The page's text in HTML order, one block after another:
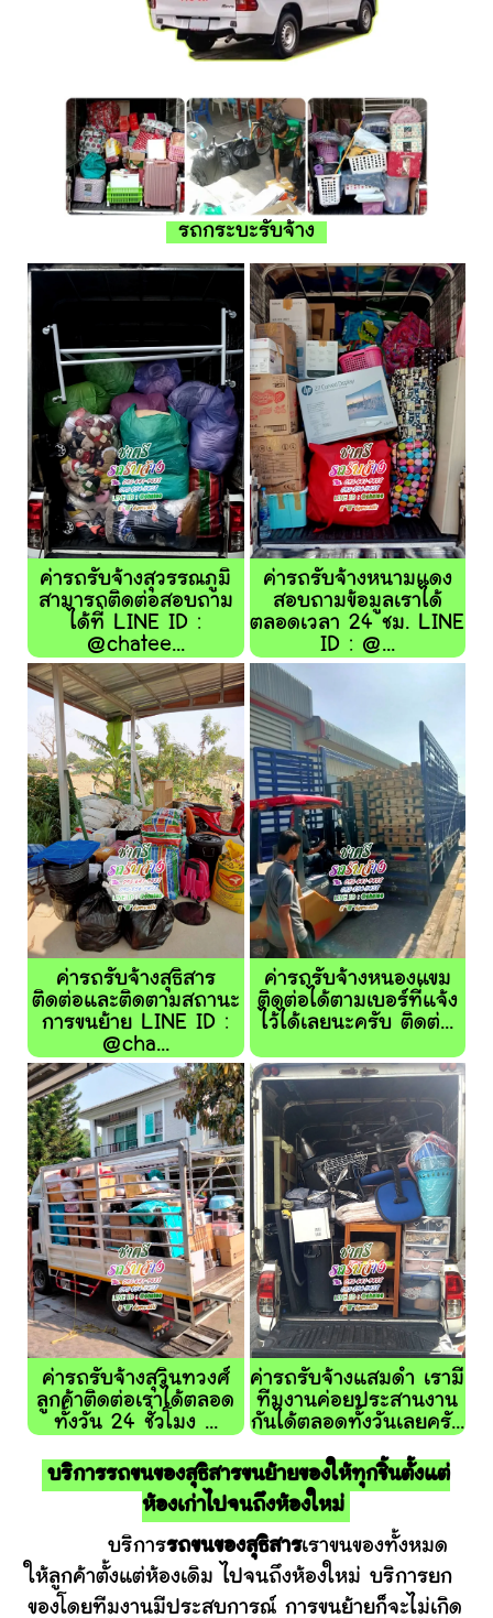
รถกระบะรับจ้าง
ค่ารถรับจ้างสุวรรณภูมิ
สามารถติดต่อสอบถาม
ได้ที่ LINE ID :
@chatee...
ค่ารถรับจ้างหนามแดง
สอบถามข้อมูลเราได้
ตลอดเวลา 24 ชม. LINE
ID : @...
ค่ารถรับจ้างสุธิสาร
ติดต่อและติดตามสถานะ
การขนย้าย LINE ID :
@cha...
ค่ารถรับจ้างหนองแขม
ติดต่อได้ตามเบอร์ที่แจ้ง
ไว้ได้เลยนะครับ ติดต่...
ค่ารถรับจ้างสุวินทวงศ์
ลูกค้าติดต่อเราได้ตลอด
ทั้งวัน 24 ชั่วโมง ...
ค่ารถรับจ้างแสมดำ เรามี
ทีมงานค่อยประสานงาน
กันได้ตลอดทั้งวันเลยครั...
บริการรถขนของสุธิสารขนย้ายของให้ทุกชิ้นตั้งแต่
ห้องเก่าไปจนถึงห้องใหม่
บริการรถขนของสุธิสารเราขนของทั้งหมด
ให้ลูกค้าตั้งแต่ห้องเดิม ไปจนถึงห้องใหม่ บริการยก
ของโดยทีมงานมีประสบการณ์ การขนย้ายก็จะไม่เกิด